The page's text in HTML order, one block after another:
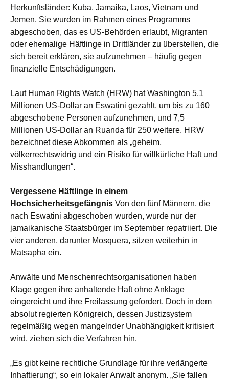
Herkunftsländer: Kuba, Jamaika, Laos, Vietnam und
Jemen. Sie wurden im Rahmen eines Programms
abgeschoben, das es US-Behörden erlaubt, Migranten
oder ehemalige Häftlinge in Drittländer zu überstellen, die
sich bereit erklären, sie aufzunehmen – häufig gegen
finanzielle Entschädigungen.
Laut Human Rights Watch (HRW) hat Washington 5,1
Millionen US-Dollar an Eswatini gezahlt, um bis zu 160
abgeschobene Personen aufzunehmen, und 7,5
Millionen US-Dollar an Ruanda für 250 weitere. HRW
bezeichnet diese Abkommen als „geheim,
völkerrechtswidrig und ein Risiko für willkürliche Haft und
Misshandlungen“.
Vergessene Häftlinge in einem
Hochsicherheitsgefängnis Von den fünf Männern, die
nach Eswatini abgeschoben wurden, wurde nur der
jamaikanische Staatsbürger im September repatriiert. Die
vier anderen, darunter Mosquera, sitzen weiterhin in
Matsapha ein.
Anwälte und Menschenrechtsorganisationen haben
Klage gegen ihre anhaltende Haft ohne Anklage
eingereicht und ihre Freilassung gefordert. Doch in dem
absolut regierten Königreich, dessen Justizsystem
regelmäßig wegen mangelnder Unabhängigkeit kritisiert
wird, ziehen sich die Verfahren hin.
„Es gibt keine rechtliche Grundlage für ihre verlängerte
Inhaftierung“, so ein lokaler Anwalt anonym. „Sie fallen